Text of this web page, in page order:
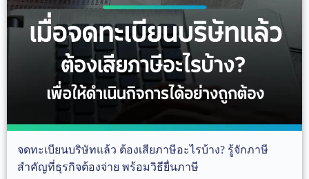
จดทะเบียนบริษัทแล้ว ต้องเสียภาษีอะไรบ้าง? รู้จักภาษี
สำคัญที่ธุรกิจต้องจ่าย พร้อมวิธียื่นภาษี